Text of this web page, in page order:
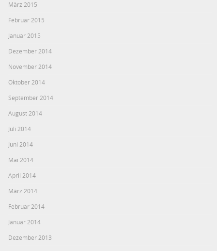
März 2015
Februar 2015
Januar 2015
Dezember 2014
November 2014
Oktober 2014
September 2014
August 2014
Juli 2014
Juni 2014
Mai 2014
April 2014
März 2014
Februar 2014
Januar 2014
Dezember 2013